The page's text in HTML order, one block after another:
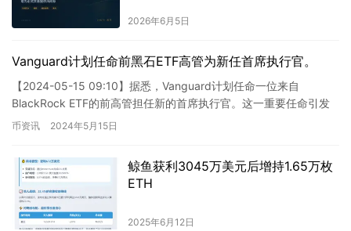
2026年6月5日
Vanguard计划任命前黑石ETF高管为新任首席执行官。
【2024-05-15 09:10】据悉，Vanguard计划任命一位来自
BlackRock ETF的前高管担任新的首席执行官。这一重要任命引发
了市场对Vanguard可能调整其加…
币资讯 2024年5月15日
鲸鱼获利3045万美元后增持1.65万枚
ETH
2025年6月12日